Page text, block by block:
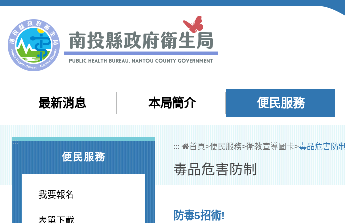
跳到主要內容區塊
最新消息 本局簡介 便民服務
:::
便民服務
我要報名
表單下載
::: 首頁>便民服務>衛教宣導圖卡>毒品危害防制
毒品危害防制
防毒5招術!